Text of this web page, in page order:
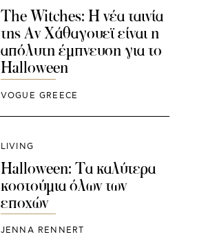
The Witches: H νέα ταινία
της Αν Χάθαγουεϊ είναι η
απόλυτη έμπνευση για το
Halloween
VOGUE GREECE
LIVING
Halloween: Τα καλύτερα
κοστούμια όλων των
εποχών
JENNA RENNERT